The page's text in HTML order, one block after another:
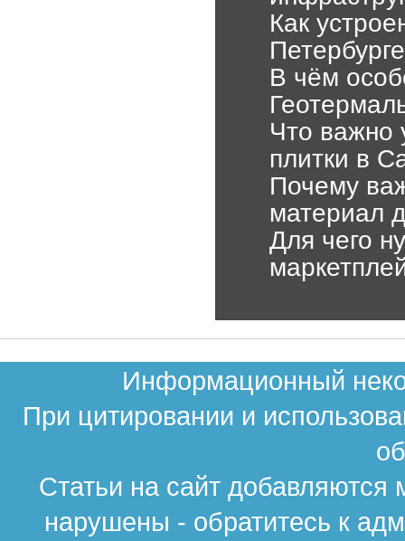
Как
Петербурге
В чём
Что важно
плитки в
Почему
материал
Для чего
Информационный
При цитировании и
Статьи на сайт
нарушены - обратитесь к